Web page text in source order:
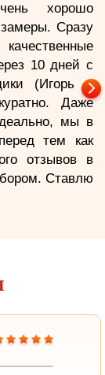
хорошо
Сразу
10 дней с
(Игорь и
Даже
мы в
тем как
отзывов в
Ставлю